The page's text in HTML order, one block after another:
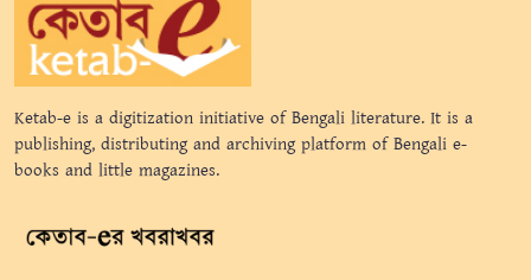
Ketab-e is a digitization initiative of Bengali literature. It is a
publishing, distributing and archiving platform of Bengali e-
books and little magazines.